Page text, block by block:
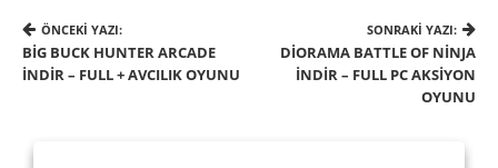
ÖNCEKI YAZI:
BIG BUCK HUNTER ARCADE
İNDIR – FULL + AVCILIK OYUNU
SONRAKI YAZI:
DIORAMA BATTLE OF NINJA
İNDIR – FULL PC AKSIYON
OYUNU